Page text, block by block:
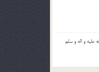
و اله و سلم